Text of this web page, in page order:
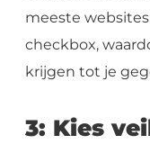
meeste
checkbox,
krijgen tot je
3: Kies